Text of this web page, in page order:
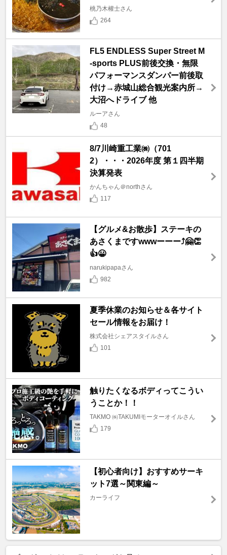
桃乃木權士さん
264
FL5 ENDLESS Super Street M
-sports PLUS前後交換・無限
パフォーマンスダンパー前後取
付け→赤城山総合観光案内所→
大沼へドライブ 他
ルーアさん
48
8/7川崎重工業㈱（701
2）・・・2026年度 第１四半期
決算発表
かんちゃん＠northさん
117
【グルメ&お散歩】ステーキの
あさくまですwwwーーー⤴️🤗👏
👍😀
narukipapaさん
982
夏季休業のお知らせ＆各サイト
セール情報をお届け！
株式会社シェアスタイルさん
101
触りたくなるボディってこうい
うことか！！
TAKMO ㈱TAKUMIモーターオイルさん
179
【初心者向け】おすすめサーキ
ット7選～関東編～
カーライフ